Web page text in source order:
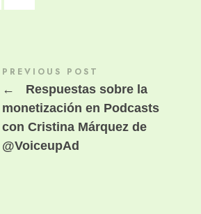
PREVIOUS POST
←
Respuestas sobre la
monetización en Podcasts
con Cristina Márquez de
@VoiceupAd